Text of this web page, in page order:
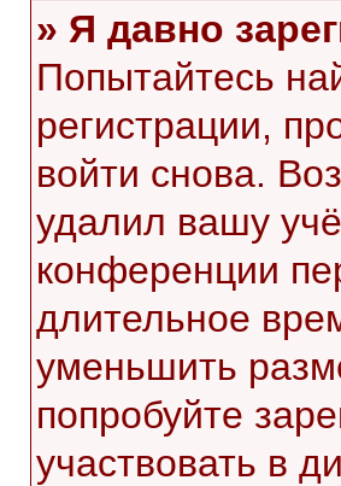
» Я давно
Попытайтесь
регистрации,
войти снова.
удалил вашу
конференции
длительное
уменьшить
попробуйте
участвовать в